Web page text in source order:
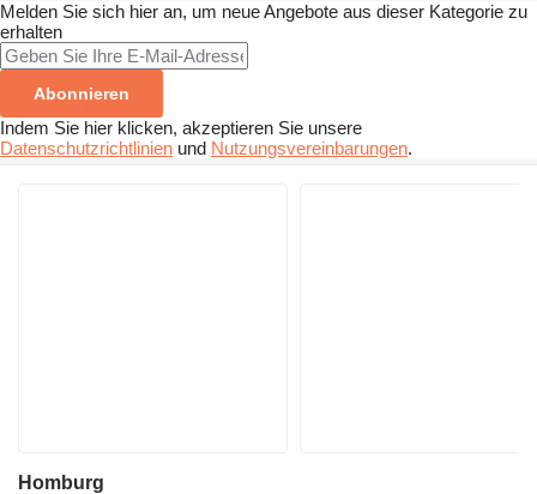
Melden Sie sich hier an, um neue Angebote aus dieser Kategorie zu
erhalten
Abonnieren
Indem Sie hier klicken, akzeptieren Sie unsere
Datenschutzrichtlinien und Nutzungsvereinbarungen.
Homburg